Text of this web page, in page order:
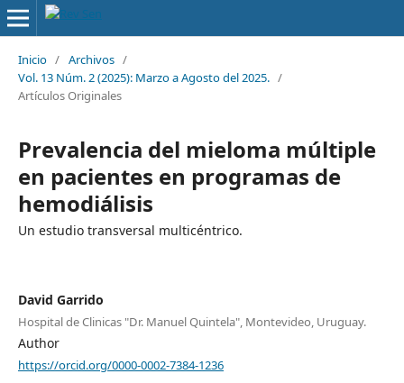
Inicio / Archivos /
Vol. 13 Núm. 2 (2025): Marzo a Agosto del 2025. /
Artículos Originales
Prevalencia del mieloma múltiple
en pacientes en programas de
hemodiálisis
Un estudio transversal multicéntrico.
David Garrido
Hospital de Clinicas "Dr. Manuel Quintela", Montevideo, Uruguay.
Author
https://orcid.org/0000-0002-7384-1236